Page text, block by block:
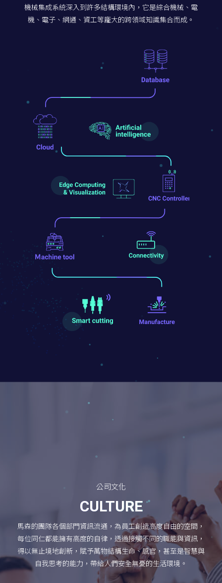
機械集成系統深入到許多結構環境內，它是綜合機械、電
機、電子、網通、資工等龐大的跨領域知識集合而成。
公司文化
CULTURE
馬森的團隊各個部門資訊流通，為員工創造高度自由的空間，
每位同仁都能擁有高度的自律，透過接觸不同的職能與資訊，
得以無止境地創新，賦予萬物結構生命、感官，甚至是智慧與
自我思考的能力，帶給人們安全無憂的生活環境。